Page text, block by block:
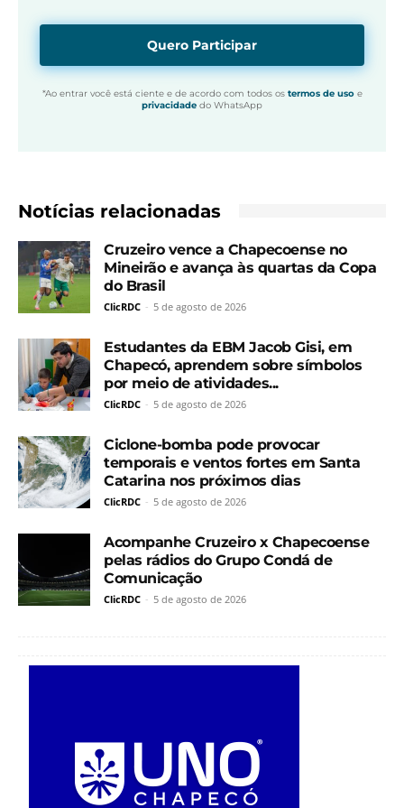
Quero Participar
*Ao entrar você está ciente e de acordo com todos os termos de usoe
privacidade do WhatsApp
Notícias relacionadas
Cruzeiro vence a Chapecoense no
Mineirão e avança às quartas da Copa
do Brasil
ClicRDC - 5 de agosto de 2026
Estudantes da EBM Jacob Gisi, em
Chapecó, aprendem sobre símbolos
por meio de atividades...
ClicRDC - 5 de agosto de 2026
Ciclone-bomba pode provocar
temporais e ventos fortes em Santa
Catarina nos próximos dias
ClicRDC - 5 de agosto de 2026
Acompanhe Cruzeiro x Chapecoense
pelas rádios do Grupo Condá de
Comunicação
ClicRDC - 5 de agosto de 2026